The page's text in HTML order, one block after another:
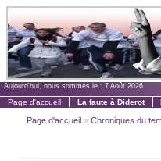
Aujourd'hui, nous sommes le : 7 Août 2026
Page d'accueil La faute à Diderot
Page d'accueil »Chroniques du